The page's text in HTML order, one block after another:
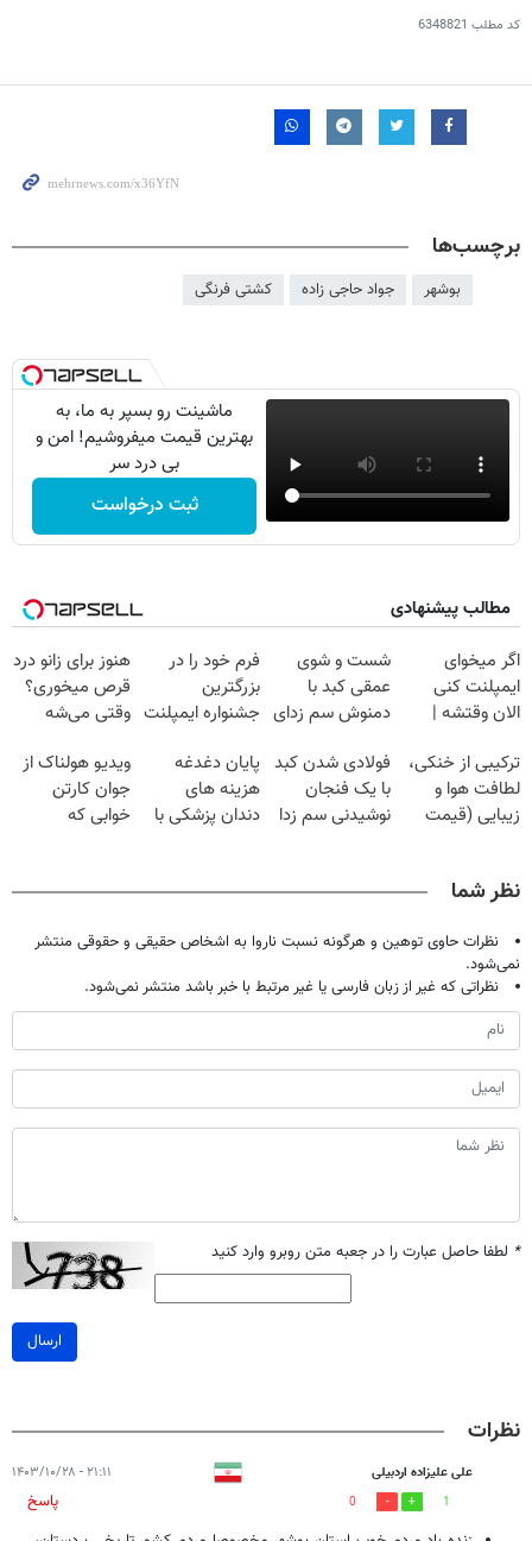
کد مطلب 6348821
برچسب‌ها
بوشهر جواد حاجی زاده کشتی فرنگی
ماشینت رو بسپر به ما، به
بهترین قیمت میفروشیم! امن و
بی درد سر
ثبت درخواست
مطالب پیشنهادی
اگر میخوای
ایمپلنت کنی
الان وقتشه |
میلیون تومان!!!
شست و شوی
عمقی کبد با
دمنوش سم زدای
فرم خود را در
بزرگترین
جشنواره ایمپلنت
فقط ۲۵ میلیون
هنوز برای زانو درد
قرص میخوری؟
وقتی می‌شه
درمانش کرد؟؟؟؟
ترکیبی از خنکی،
لطافت هوا و
زیبایی (قیمت
فولادی شدن کبد
با یک فنجان
نوشیدنی سم زدا
پایان دغدغه
هزینه های
دندان پزشکی با
ویدیو هولناک از
جوان کارتن
خوابی که
نظر شما
نظرات حاوی توهین و هرگونه نسبت ناروا به اشخاص حقیقی و حقوقی منتشر
نمی‌شود.
نظراتی که غیر از زبان فارسی یا غیر مرتبط با خبر باشد منتشر نمی‌شود.
* لطفا حاصل عبارت را در جعبه متن روبرو وارد کنید
ارسال
نظرات
علی علیزاده اردبیلی ۲۱:۱۱ - ۱۴۰۳/۱۰/۲۸
1
0
پاسخ